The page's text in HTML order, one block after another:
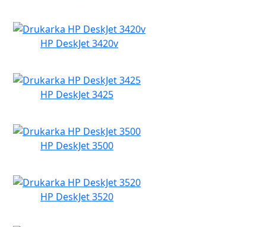
HP DeskJet 3420v
HP DeskJet 3425
HP DeskJet 3500
HP DeskJet 3520